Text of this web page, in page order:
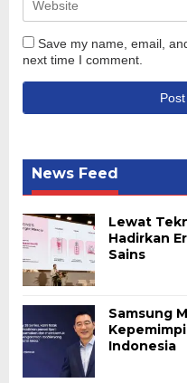
Save my name, email,
next time I comment.
News Feed
Lewat
Hadirkan
Sains
Samsung
Indonesia